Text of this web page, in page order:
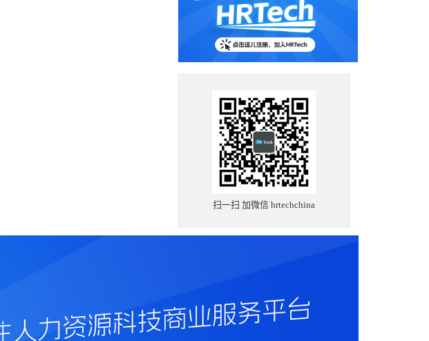
扫一扫 加微信 hrtechchina